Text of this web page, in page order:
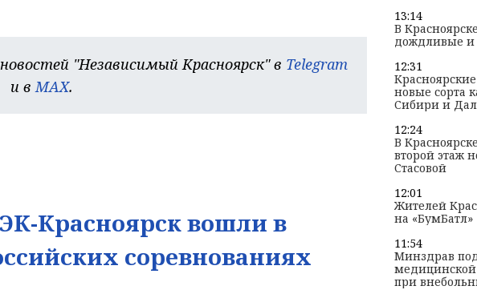
"Независимый Красноярск" в Telegram
и вMAX.
Красноярск вошли в
соревнованиях
13:14
В
дождливые и
12:31
новые сорта
Сибири и
12:24
В
второй этаж
Стасовой
12:01
Жителей
на «БумБатл»
11:54
Минздрав
при